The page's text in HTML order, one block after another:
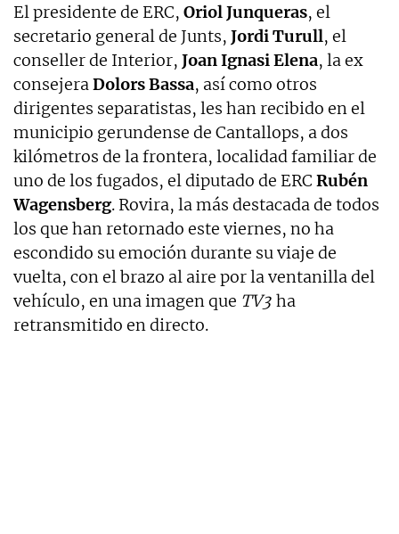
El presidente de ERC, Oriol Junqueras, el
secretario general de Junts, Jordi Turull, el
conseller de Interior, Joan Ignasi Elena, la ex
consejeraDolors Bassa, así como otros
dirigentes separatistas, les han recibido en el
municipio gerundense de Cantallops, a dos
kilómetros de la frontera, localidad familiar de
uno de los fugados, el diputado de ERC Rubén
Wagensberg. Rovira, la más destacada de todos
los que han retornado este viernes, no ha
escondido su emoción durante su viaje de
vuelta, con el brazo al aire por la ventanilla del
vehículo, en una imagen que TV3 ha
retransmitido en directo.